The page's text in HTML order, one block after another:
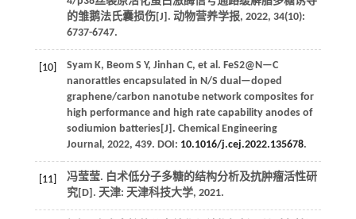
的雏鹅法氏囊损伤[J]. 动物营养学报, 2022, 34(10):
6737-6747.
[10] Syam K, Beom S Y, Jinhan C, et al. FeS2@N—C
nanorattles encapsulated in N/S dual—doped
graphene/carbon nanotube network composites for
high performance and high rate capability anodes of
sodiumion batteries[J]. Chemical Engineering
Journal, 2022, 439. DOI: 10.1016/j.cej.2022.135678.
[11]
冯莹莹. 白术低分子多糖的结构分析及抗肿瘤活性研
究[D]. 天津: 天津科技大学, 2021.